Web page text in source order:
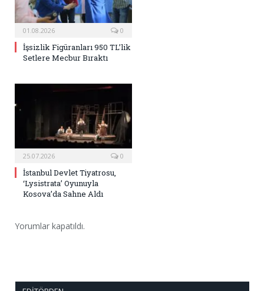
01.08.2026 0
İşsizlik Figüranları 950 TL’lik
Setlere Mecbur Bıraktı
25.07.2026 0
İstanbul Devlet Tiyatrosu,
‘Lysistrata’ Oyunuyla
Kosova’da Sahne Aldı
Yorumlar kapatıldı.